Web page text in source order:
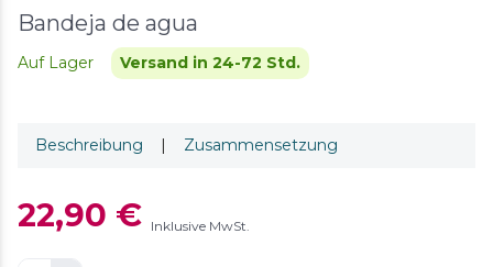
Bandeja de agua
Auf Lager Versand in 24-72 Std.
Beschreibung | Zusammensetzung
22,90 € Inklusive MwSt.